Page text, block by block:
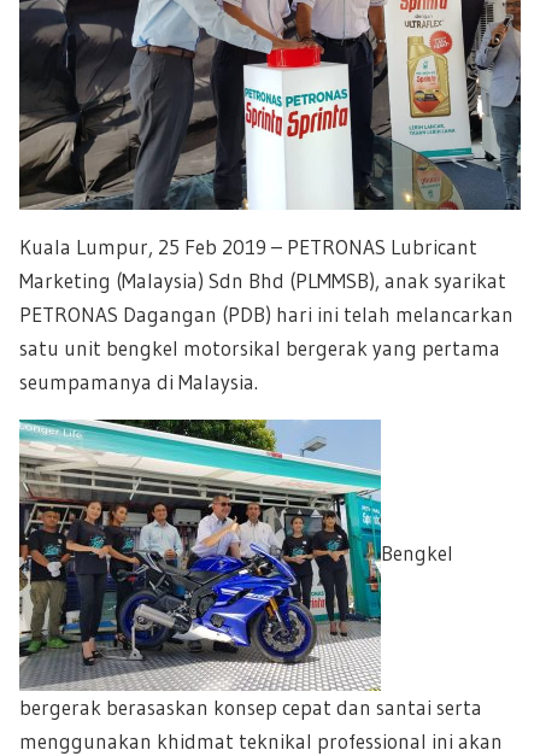
Kuala Lumpur, 25 Feb 2019 – PETRONAS Lubricant
Marketing (Malaysia) Sdn Bhd (PLMMSB), anak syarikat
PETRONAS Dagangan (PDB) hari ini telah melancarkan
satu unit bengkel motorsikal bergerak yang pertama
seumpamanya di Malaysia.
Bengkel
bergerak berasaskan konsep cepat dan santai serta
menggunakan khidmat teknikal professional ini akan